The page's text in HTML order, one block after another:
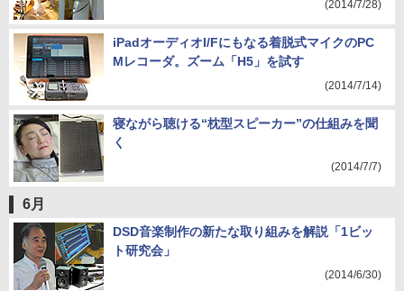
(2014/7/28)
iPadオーディオI/Fにもなる着脱式マイクのPC
Mレコーダ。ズーム「H5」を試す
(2014/7/14)
寝ながら聴ける“枕型スピーカー”の仕組みを聞
く
(2014/7/7)
6月
DSD音楽制作の新たな取り組みを解説「1ビッ
ト研究会」
(2014/6/30)